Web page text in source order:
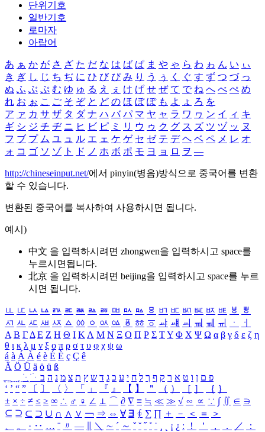
단위기호
일반기호
로마자
아랍어
あ ぁ か が さ ざ た だ な は ば ぱ ま や ゃ ら わ ゎ ん い ぃ
き ぎ し じ ち ぢ に ひ び ぴ み り う ぅ く ぐ す ず つ づ っ
ぬ ふ ぶ ぷ む ゆ ゅ る え ぇ け げ せ ぜ て で ね へ べ ぺ め
れ お ぉ こ ご そ ぞ と ど の ほ ぼ ぽ も よ ょ ろ を
ア ァ カ サ ザ タ ダ ナ ハ バ パ マ ヤ ャ ラ ワ ヮ ン イ ィ キ
ギ シ ジ チ ヂ ニ ヒ ビ ピ ミ リ ウ ゥ ク グ ス ズ ツ ヅ ッ ヌ
フ ブ プ ム ユ ュ ル エ ェ ケ ゲ セ ゼ テ デ ヘ ベ ペ メ レ オ
ォ コ ゴ ソ ゾ ト ド ノ ホ ボ ポ モ ヨ ョ ロ ヲ ―
http://chineseinput.net/에서 pinyin(병음)방식으로 중국어를 변환
할 수 있습니다.
변환된 중국어를 복사하여 사용하시면 됩니다.
예시)
中文 을 입력하시려면 zhongwen을 입력하시고 space를
누르시면됩니다.
北京 을 입력하시려면 beijing을 입력하시고 space를 누르
시면 됩니다.
ㅥ ㅦ ㅧ ㅨ ㅩ ㅪ ㅫ ㅬ ㅭ ㅮ ㅯ ㅰ ㅱ ㅲ ㅳ ㅴ ㅵ ㅶ ㅷ ㅸ
ㅹ
ㅺ ㅻ ㅼ ㅽ ㅾ ㅿ ㆀ ㆁ ㆂ ㆃ ㆄ ㆅ ㆆ ㆇ ㆈ ㆉ ㆊ ㆋ ㆌ ㆍ
ㆎ
Α Β ΓΔ Ε Ζ Η Θ Ι ΚΛ Μ Ν Ξ Ο Π Ρ Σ ΤΥ Φ Χ Ψ Ω α β γ δ ε ζ η
θ ι κ λ μ ν ξ ο π ρ σ τ υ φ χ ψ ω
á à Á À é è É È ç Ç ê
Ä Ö Ü ä ö ü ß
ִֶֹ ֻּ ׁׂ פ ם ן ו ט א ר ק ף ך ל ח י ע כ ג ד ש ץ ת צ מ נ ה ב
‘ ’ “ ” 〔 〕 〈 〉 「 」 『 』 【 】 ＂ （ ） ［ ］ ｛ ｝
± × ÷ ≠ ≤ ≥ ∞ ∴ ♂ ♀ ∠ ⊥ ⌒ ∂ ∇ ≡ ≒ ≪ ≫ √ ∽ ∝ ∵ ∫ ∬ ∈ ∋
⊆ ⊇ ⊂ ⊃ ∪ ∩ ∧ ∨ ￢ ⇒ ⇔ ∀ ∃ ∮ ∑ ∏ ＋ － ＜ ＝
＞
、
。 · ‥ … ¨ 〃 ― ＼ ∼ ´ ～ ˇ ˘ ˝ ˚ ˙ ¸ ¡ ¿ ː ！ ＇ ， ． ／
：